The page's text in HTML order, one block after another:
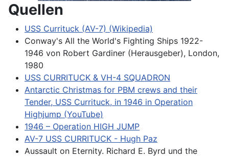
Quellen
USS Currituck (AV-7) (Wikipedia)
Conway's All the World's Fighting Ships 1922-
1946 von Robert Gardiner (Herausgeber), London,
1980
USS CURRITUCK & VH-4 SQUADRON
Antarctic Christmas for PBM crews and their
Tender, USS Currituck, in 1946 in Operation
Highjump (YouTube)
1946 – Operation HIGH JUMP
AV-7 USS CURRITUCK - Hugh Paz
Aussault on Eternity. Richard E. Byrd und the